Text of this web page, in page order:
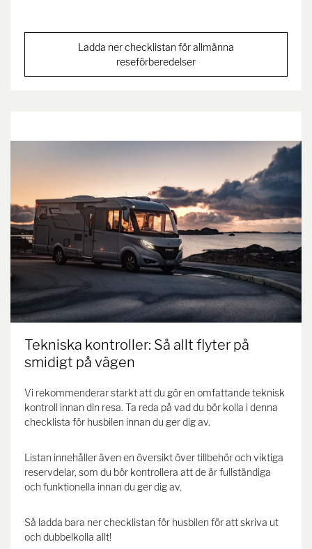
Ladda ner checklistan för allmänna
reseförberedelser
Tekniska kontroller: Så allt flyter på
smidigt på vägen
Vi rekommenderar starkt att du gör en omfattande teknisk
kontroll innan din resa. Ta reda på vad du bör kolla i denna
checklista för husbilen innan du ger dig av.
Listan innehåller även en översikt över tillbehör och viktiga
reservdelar, som du bör kontrollera att de är fullständiga
och funktionella innan du ger dig av.
Så ladda bara ner checklistan för husbilen för att skriva ut
och dubbelkolla allt!